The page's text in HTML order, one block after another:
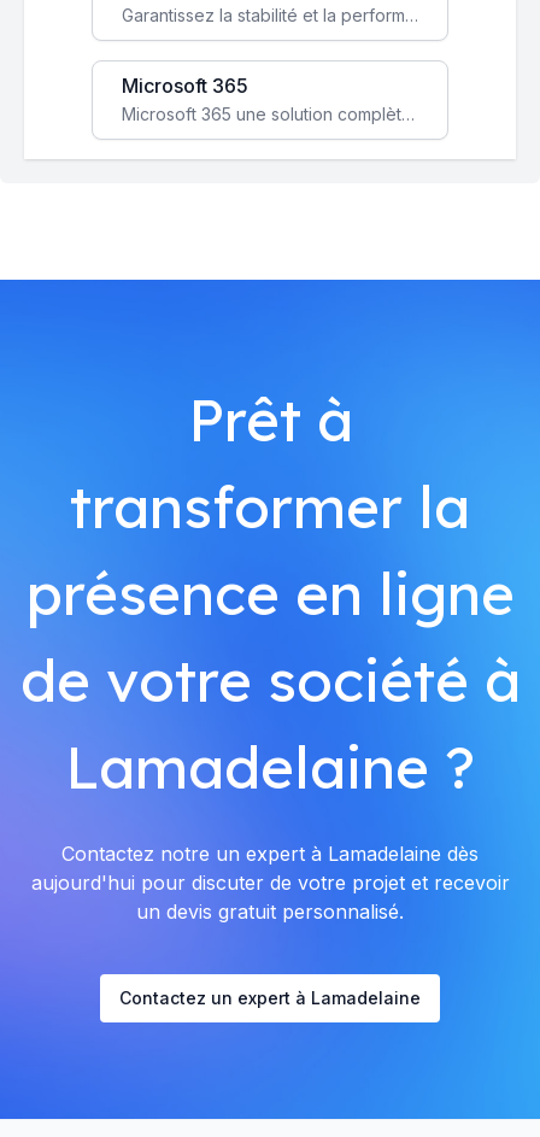
Garantissez la stabilité et la performance de votre entreprise avec une infrastructure IT sécurisée et évolutive.
Microsoft 365
Microsoft 365 une solution complète qui booste votre productivité, renforce la sécurité de vos données et facilite la collaboration.
Prêt à
transformer la
présence en ligne
de votre société à
Lamadelaine ?
Contactez notre un expert à Lamadelaine dès
aujourd'hui pour discuter de votre projet et recevoir
un devis gratuit personnalisé.
Contactez un expert à Lamadelaine